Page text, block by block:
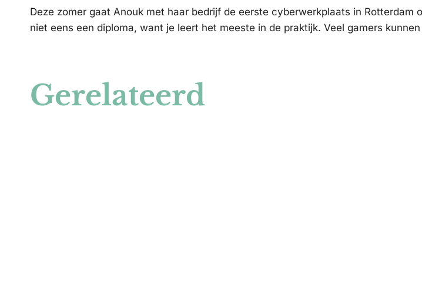
Deze zomer gaat Anouk met haar bedrijf de eerste cyberwerkplaats in
niet eens een diploma, want je leert het meeste in de praktijk. Veel gamers
Gerelateerd